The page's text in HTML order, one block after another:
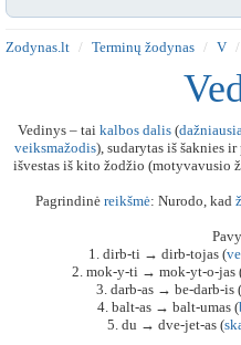
Zodynas.lt Terminų žodynas V
Vedinys – tai kalbos dalis (
veiksmažodis), sudarytas iš šaknies ir
išvestas iš kito žodžio (motyvavusio
Pagrindinė reikšmė: Nurodo, kad
1. dirb-ti → dirb-tojas (
2. mok-y-ti → mok-yt-o-jas
3. darb-as → be-darb-is (
4. balt-as → balt-umas (
5. du → dve-jet-as (